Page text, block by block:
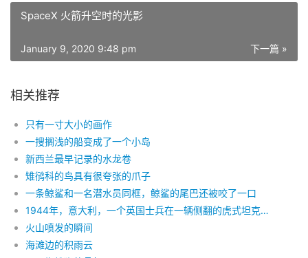
SpaceX 火箭升空时的光影
下一篇 »
January 9, 2020 9:48 pm
相关推荐
只有一寸大小的画作
一搜搁浅的船变成了一个小岛
新西兰最早记录的水龙卷
雉鸻科的鸟具有很夸张的爪子
一条鲸鲨和一名潜水员同框，鲸鲨的尾巴还被咬了一口
1944年，意大利，一个英国士兵在一辆侧翻的虎式坦克下躲雨
火山喷发的瞬间
海滩边的积雨云